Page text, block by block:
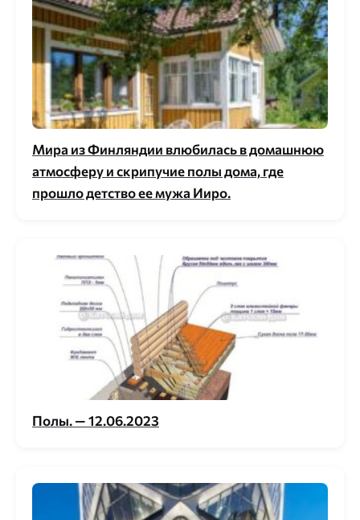
Мира из Финляндии влюбилась в домашнюю
атмосферу и скрипучие полы дома, где
прошло детство ее мужа Ииро.
Полы. — 12.06.2023